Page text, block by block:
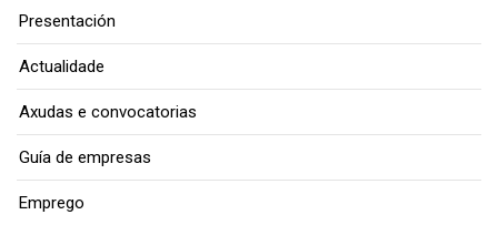
Presentación
Actualidade
Axudas e convocatorias
Guía de empresas
Emprego